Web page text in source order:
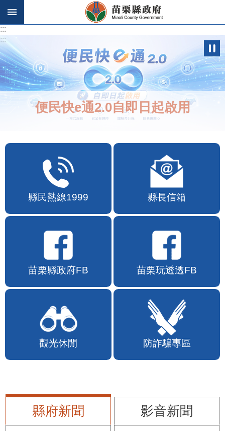
跳到主要內容區塊
:::
:::
便民快e通2.0自即日起啟用
縣民熱線1999 縣長信箱
苗栗縣政府FB 苗栗玩透透FB
觀光休閒 防詐騙專區
縣府新聞
影音新聞